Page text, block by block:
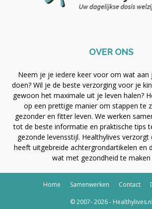
OVER ONS
Neem je je iedere keer voor om wat aan
doen? Wil je de beste verzorging voor je
gewoon het maximale uit je leven halen?
op een prettige manier om stappen te
gezonder en fitter leven. We werken
tot de beste informatie en praktische tips
gezonde levensstijl. Healthylives verzorgt
heeft uitgebreide achtergrondartikelen en
wat met gezondheid te maken
Home Samenwerken Contact
© 2007- 2026 - Healthylives.nl